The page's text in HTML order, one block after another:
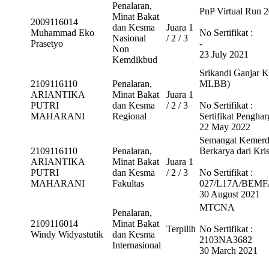
2009116014
Muhammad Eko
Prasetyo
Penalaran,
Minat Bakat
dan Kesma
Nasional
Non
Kemdikbud
Juara 1
/ 2 / 3
PnP Virtual Run
No Sertifikat :
-
23 July 2021
2109116110
ARIANTIKA
PUTRI
MAHARANI
Penalaran,
Minat Bakat
dan Kesma
Regional
Juara 1
/ 2 / 3
Srikandi Ganjar
MLBB)
No Sertifikat :
Sertifikat
22 May 2022
2109116110
ARIANTIKA
PUTRI
MAHARANI
Penalaran,
Minat Bakat
dan Kesma
Fakultas
Juara 1
/ 2 / 3
Semangat
Berkarya dari
No Sertifikat :
027/L17A/
30 August 2021
2109116014
Windy Widyastutik
Penalaran,
Minat Bakat
dan Kesma
Internasional
Terpilih
MTCNA
No Sertifikat :
2103NA3682
30 March 2021